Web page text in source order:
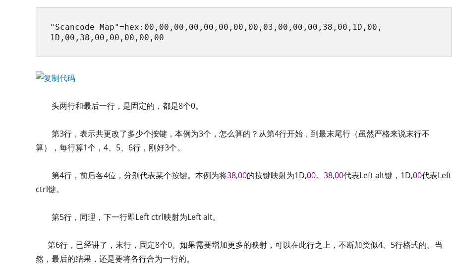
"Scancode Map"=hex:00,00,00,00,00,00,00,00,03,00,00,00,38,00,1D,00,
1D,00,38,00,00,00,00,00
头两行和最后一行，是固定的，都是8个0。
第3行，表示共更改了多少个按键，本例为3个，怎么算的？从第4行开始，到最末尾行（虽然严格来说末行不
算），每行算1个，4、5、6行，刚好3个。
第4行，前后各4位，分别代表某个按键。本例为将38,00的按键映射为1D,00。 38,00代表Left alt键，1D,00代表Left
ctrl键。
第5行，同理，下一行即Left ctrl映射为Left alt。
第6行，已经讲了，末行，固定8个0。如果需要增加更多的映射，可以在此行之上，不断加类似4、5行格式的。当
然，最后的结果，还是要将各行合为一行的。